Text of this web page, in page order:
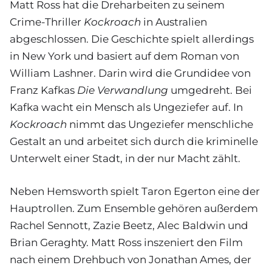
Matt Ross hat die Dreharbeiten zu seinem
Crime-Thriller Kockroach in Australien
abgeschlossen. Die Geschichte spielt allerdings
in New York und basiert auf dem Roman von
William Lashner. Darin wird die Grundidee von
Franz Kafkas Die Verwandlung umgedreht. Bei
Kafka wacht ein Mensch als Ungeziefer auf. In
Kockroach nimmt das Ungeziefer menschliche
Gestalt an und arbeitet sich durch die kriminelle
Unterwelt einer Stadt, in der nur Macht zählt.
Neben Hemsworth spielt Taron Egerton eine der
Hauptrollen. Zum Ensemble gehören außerdem
Rachel Sennott, Zazie Beetz, Alec Baldwin und
Brian Geraghty. Matt Ross inszeniert den Film
nach einem Drehbuch von Jonathan Ames, der